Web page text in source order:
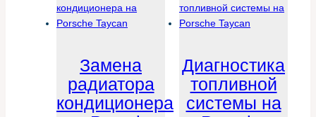
Замена
радиатора
кондиционера
Диагностика
топливной
системы на